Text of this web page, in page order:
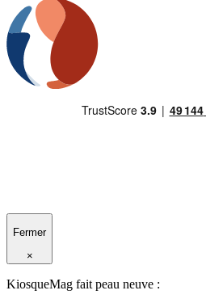
Fermer
×
KiosqueMag fait peau neuve :